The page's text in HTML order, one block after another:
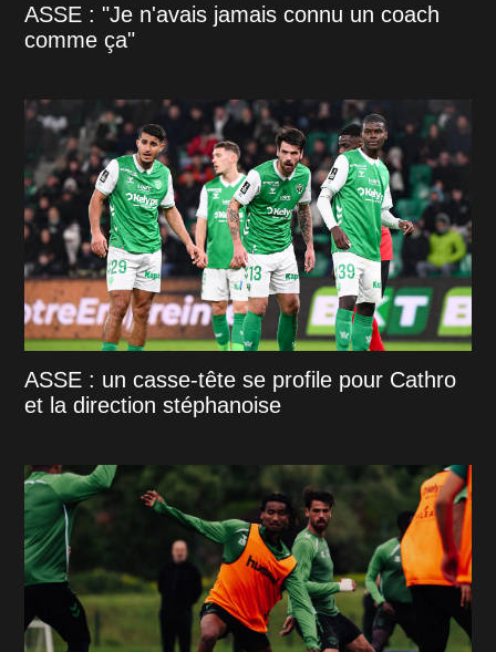
ASSE : "Je n'avais jamais connu un coach
comme ça"
ASSE : un casse-tête se profile pour Cathro
et la direction stéphanoise